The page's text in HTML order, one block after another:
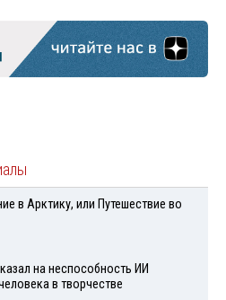
в Арктику, или Путешествие во
на неспособность ИИ
в творчестве